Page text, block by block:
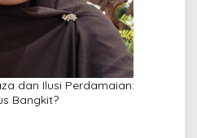
dan Ilusi Perdamaian:
Bangkit?